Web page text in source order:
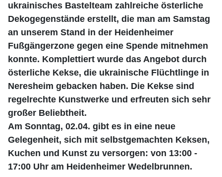
ukrainisches Bastelteam zahlreiche österliche
Dekogegenstände erstellt, die man am Samstag
an unserem Stand in der Heidenheimer
Fußgängerzone gegen eine Spende mitnehmen
konnte. Komplettiert wurde das Angebot durch
österliche Kekse, die ukrainische Flüchtlinge in
Neresheim gebacken haben. Die Kekse sind
regelrechte Kunstwerke und erfreuten sich sehr
großer Beliebtheit.
Am Sonntag, 02.04. gibt es in eine neue
Gelegenheit, sich mit selbstgemachten Keksen,
Kuchen und Kunst zu versorgen: von 13:00 -
17:00 Uhr am Heidenheimer Wedelbrunnen.